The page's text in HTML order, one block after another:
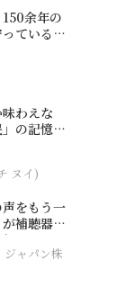
余年の
ている濵
わえな
の記憶へ
ヌイ)
声をもう一
補聴器チ
しに
ジャパン株